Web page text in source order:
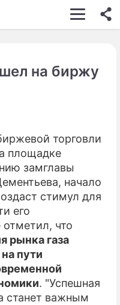
ШОУ-БИЗНЕС
КИНО
ЭКОНОМИКА
ПРОИСШЕСТВИЯ
СОННИК
СТИЛЬ ЖИЗНИ
СЕРИАЛЫ
ИГРЫ
ПРЕСС-РЕЛИЗЫ
на биржу
торговли
площадке
замглавы
начало
стимул для
его
что
рынка газа
пути
. "Успешная
станет важным